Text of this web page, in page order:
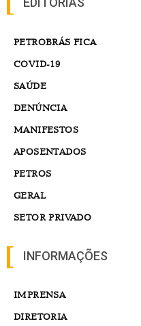
PETROBRÁS FICA
COVID-19
SAÚDE
DENÚNCIA
MANIFESTOS
APOSENTADOS
PETROS
GERAL
SETOR PRIVADO
INFORMAÇÕES
IMPRENSA
DIRETORIA